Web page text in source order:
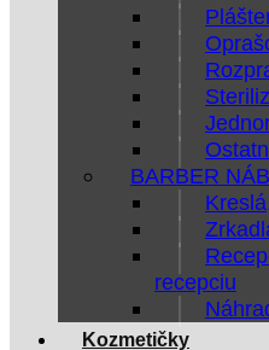
BARBER
recepciu
Kozmetičky